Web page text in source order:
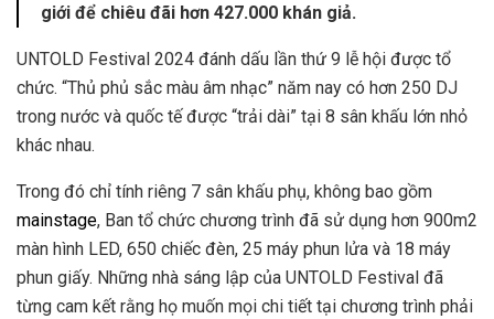
giới để chiêu đãi hơn 427.000 khán giả.
UNTOLD Festival 2024 đánh dấu lần thứ 9 lễ hội được tổ
chức. “Thủ phủ sắc màu âm nhạc” năm nay có hơn 250 DJ
trong nước và quốc tế được “trải dài” tại 8 sân khấu lớn nhỏ
khác nhau.
Trong đó chỉ tính riêng 7 sân khấu phụ, không bao gồm
mainstage, Ban tổ chức chương trình đã sử dụng hơn 900m2
màn hình LED, 650 chiếc đèn, 25 máy phun lửa và 18 máy
phun giấy. Những nhà sáng lập của UNTOLD Festival đã
từng cam kết rằng họ muốn mọi chi tiết tại chương trình phải